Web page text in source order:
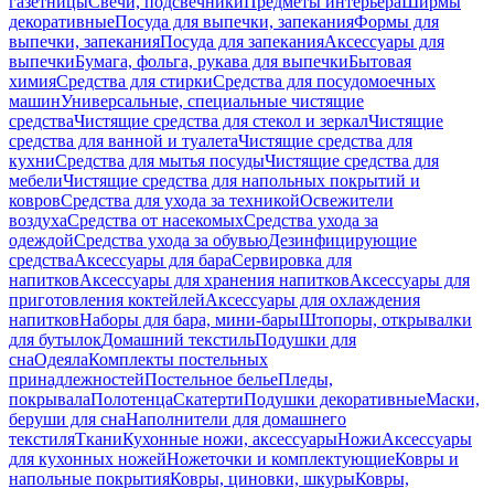
декоративныеПосуда для выпечки, запеканияФормы для
выпечки, запеканияПосуда для запеканияАксессуары для
выпечкиБумага, фольга, рукава для выпечкиБытовая
химияСредства для стиркиСредства для посудомоечных
машинУниверсальные, специальные чистящие
средстваЧистящие средства для стекол и зеркалЧистящие
средства для ванной и туалетаЧистящие средства для
кухниСредства для мытья посудыЧистящие средства для
мебелиЧистящие средства для напольных покрытий и
ковровСредства для ухода за техникойОсвежители
воздухаСредства от насекомыхСредства ухода за
одеждойСредства ухода за обувьюДезинфицирующие
средстваАксессуары для бараСервировка для
напитковАксессуары для хранения напитковАксессуары для
приготовления коктейлейАксессуары для охлаждения
напитковНаборы для бара, мини-барыШтопоры, открывалки
для бутылокДомашний текстильПодушки для
снаОдеялаКомплекты постельных
принадлежностейПостельное бельеПледы,
покрывалаПолотенцаСкатертиПодушки декоративныеМаски,
беруши для снаНаполнители для домашнего
текстиляТканиКухонные ножи, аксессуарыНожиАксессуары
для кухонных ножейНожеточки и комплектующиеКовры и
напольные покрытияКовры, циновки, шкурыКовры,